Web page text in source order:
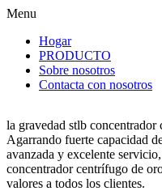
Menu
Hogar
PRODUCTO
Sobre nosotros
Contacta con nosotros
la gravedad stlb
Agarrando fuerte capacidad
avanzada y excelente
concentrador centrífugo de
valores a todos los clientes.